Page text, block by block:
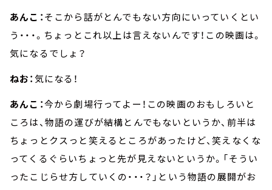
あんこ：そこから話がとんでもない方向にいっていくとい
う・・・。ちょっとこれ以上は言えないんです！この映画は。
気になるでしょ？
ねお：気になる！
あんこ：今から劇場行ってよー！この映画のおもしろいと
ころは、物語の運びが結構とんでもないというか、前半は
ちょっとクスっと笑えるところがあったけど、笑えなくな
ってくるぐらいちょっと先が見えないというか。「そうい
ったこじらせ方していくの・・・？」という物語の展開がお